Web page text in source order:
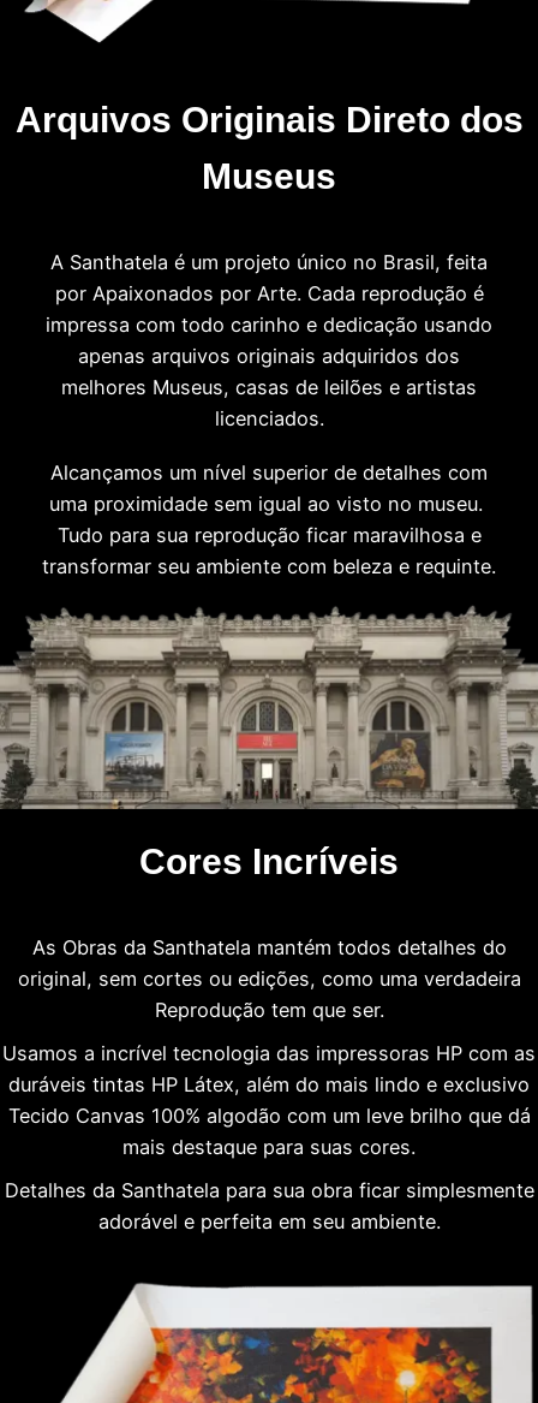
Arquivos Originais Direto dos
Museus
A Santhatela é um projeto único no Brasil, feita
por Apaixonados por Arte. Cada reprodução é
impressa com todo carinho e dedicação usando
apenas arquivos originais adquiridos dos
melhores Museus, casas de leilões e artistas
licenciados.
Alcançamos um nível superior de detalhes com
uma proximidade sem igual ao visto no museu.
Tudo para sua reprodução ficar maravilhosa e
transformar seu ambiente com beleza e requinte.
Cores Incríveis
As Obras da Santhatela mantém todos detalhes do
original, sem cortes ou edições, como uma verdadeira
Reprodução tem que ser.
Usamos a incrível tecnologia das impressoras HP com as
duráveis tintas HP Látex, além do mais lindo e exclusivo
Tecido Canvas 100% algodão com um leve brilho que dá
mais destaque para suas cores.
Detalhes da Santhatela para sua obra ficar simplesmente
adorável e perfeita em seu ambiente.